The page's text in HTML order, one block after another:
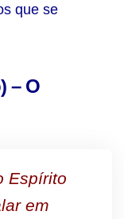
que se
– O
Espírito
em